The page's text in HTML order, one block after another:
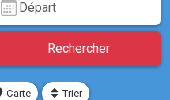
Rechercher
Carte Trier